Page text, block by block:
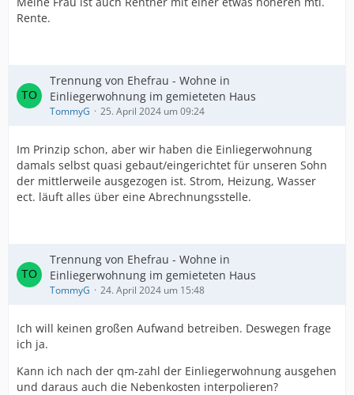
Rente.
Trennung von Ehefrau - Wohne in
Einliegerwohnung im gemieteten Haus
TommyG 25. April 2024 um 09:24
Im Prinzip schon, aber wir haben die Einliegerwohnung
damals selbst quasi gebaut/eingerichtet für unseren Sohn
der mittlerweile ausgezogen ist. Strom, Heizung, Wasser
ect. läuft alles über eine Abrechnungsstelle.
Trennung von Ehefrau - Wohne in
Einliegerwohnung im gemieteten Haus
TommyG 24. April 2024 um 15:48
Ich will keinen großen Aufwand betreiben. Deswegen frage
ich ja.
Kann ich nach der qm-zahl der Einliegerwohnung ausgehen
und daraus auch die Nebenkosten interpolieren?